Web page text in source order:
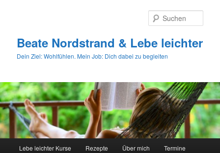
Beate Nordstrand & Lebe leichter
Dein Ziel: Wohlfühlen. Mein Job: Dich dabei zu begleiten
Lebe leichter Kurse Rezepte Über mich Termine